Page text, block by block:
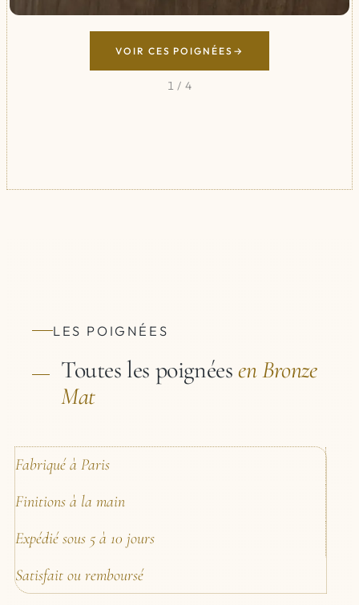
VOIR CES POIGNÉES
1 / 4
LES POIGNÉES
Toutes les poignéesen Bronze
Mat
Fabriqué à Paris
Finitions à la main
Expédié sous 5 à 10 jours
Satisfait ou remboursé